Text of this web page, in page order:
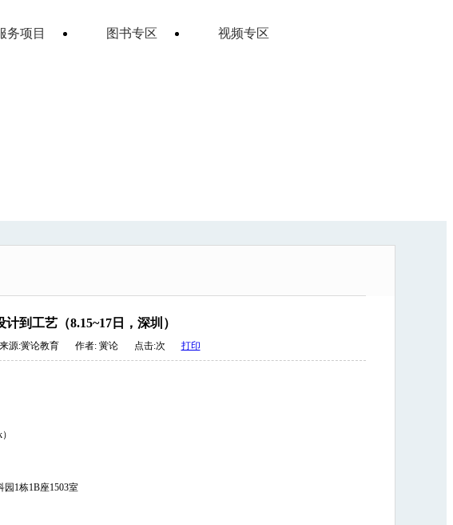
务项目 图书专区 视频专区
到工艺（8.15~17日，深圳）
来源:黉论教育 作者:黉论 点击:次 打印
1栋1B座1503室